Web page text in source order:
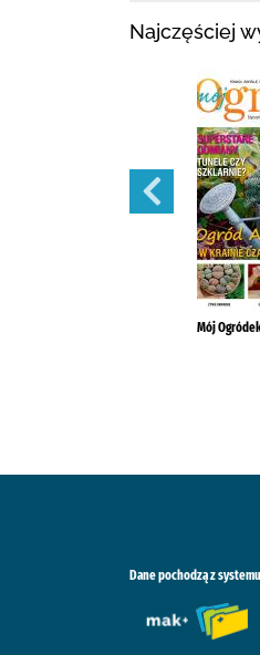
Najczęściej
Mój
Dane pochodzą z